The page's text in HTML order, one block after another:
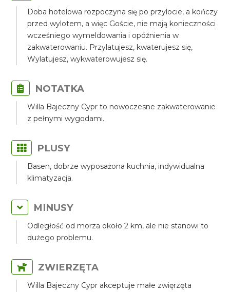
Doba hotelowa rozpoczyna się po przylocie, a kończy
przed wylotem, a więc Goście, nie mają konieczności
wcześniego wymeldowania i opóźnienia w
zakwaterowaniu. Przylatujesz, kwaterujesz się,
Wylatujesz, wykwaterowujesz się.
NOTATKA
Willa Bajeczny Cypr to nowoczesne zakwaterowanie
z pełnymi wygodami.
PLUSY
Basen, dobrze wyposażona kuchnia, indywidualna
klimatyzacja.
MINUSY
Odległość od morza około 2 km, ale nie stanowi to
dużego problemu.
ZWIERZĘTA
Willa Bajeczny Cypr akceptuje małe zwięrzęta